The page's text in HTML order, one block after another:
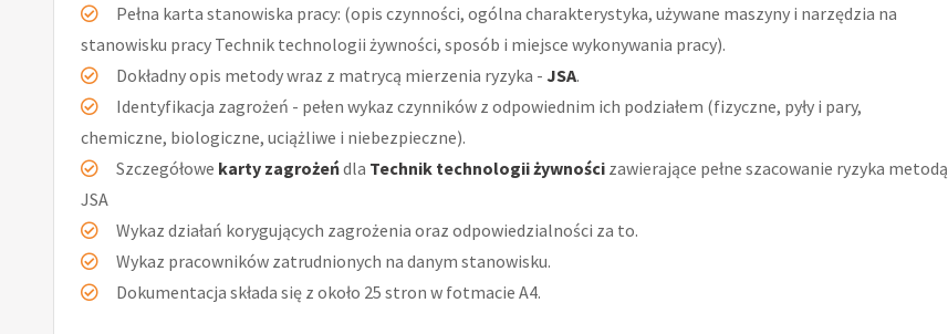
Pełna karta stanowiska pracy: (opis czynności, ogólna charakterystyka, używane maszyny i narzędzia na
stanowisku pracy Technik technologii żywności, sposób i miejsce wykonywania pracy).
Dokładny opis metody wraz z matrycą mierzenia ryzyka - JSA.
Identyfikacja zagrożeń - pełen wykaz czynników z odpowiednim ich podziałem (fizyczne, pyły i pary,
chemiczne, biologiczne, uciążliwe i niebezpieczne).
Szczegółowe karty zagrożeńdla Technik technologii żywności zawierające pełne szacowanie ryzyka metodą
JSA
Wykaz działań korygujących zagrożenia oraz odpowiedzialności za to.
Wykaz pracowników zatrudnionych na danym stanowisku.
Dokumentacja składa się z około 25 stron w fotmacie A4.